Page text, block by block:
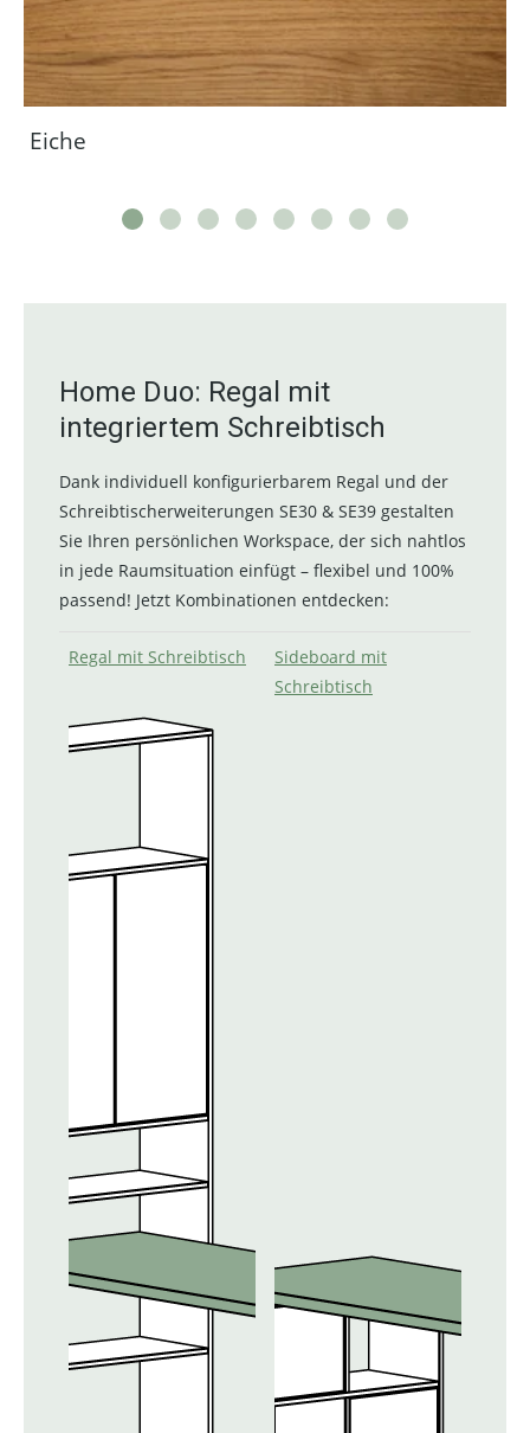
Eiche
Home Duo: Regal mit
integriertem Schreibtisch
Dank individuell konfigurierbarem Regal und der
Schreibtischerweiterungen SE30 & SE39 gestalten
Sie Ihren persönlichen Workspace, der sich nahtlos
in jede Raumsituation einfügt – flexibel und 100%
passend! Jetzt Kombinationen entdecken:
Regal mit Schreibtisch
Sideboard mit
Schreibtisch